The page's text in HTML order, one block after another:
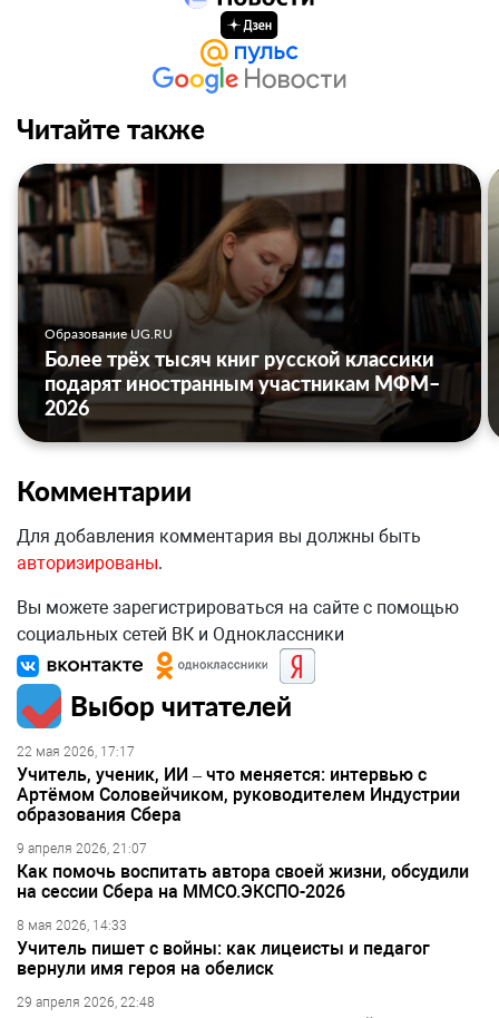
Читайте также
Образование UG.RU
Более трёх тысяч книг русской классики
подарят иностранным участникам МФМ–
2026
Комментарии
Для добавления комментария вы должны быть
авторизированы.
Вы можете зарегистрироваться на сайте с помощью
социальных сетей ВК и Одноклассники
Выбор читателей
22 мая 2026, 17:17
Учитель, ученик, ИИ – что меняется: интервью с
Артёмом Соловейчиком, руководителем Индустрии
образования Сбера
9 апреля 2026, 21:07
Как помочь воспитать автора своей жизни, обсудили
на сессии Сбера на ММСО.ЭКСПО-2026
8 мая 2026, 14:33
Учитель пишет с войны: как лицеисты и педагог
вернули имя героя на обелиск
29 апреля 2026, 22:48